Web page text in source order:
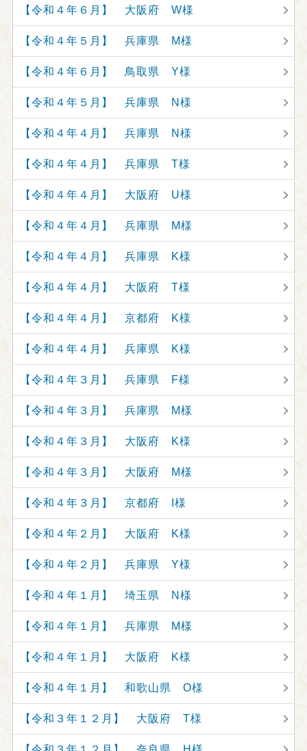
【令和４年６月】 大阪府 W様
【令和４年５月】 兵庫県 M様
【令和４年６月】 鳥取県 Y様
【令和４年５月】 兵庫県 N様
【令和４年４月】 兵庫県 N様
【令和４年４月】 兵庫県 T様
【令和４年４月】 大阪府 U様
【令和４年４月】 兵庫県 M様
【令和４年４月】 兵庫県 K様
【令和４年４月】 大阪府 T様
【令和４年４月】 京都府 K様
【令和４年４月】 兵庫県 K様
【令和４年３月】 兵庫県 F様
【令和４年３月】 兵庫県 M様
【令和４年３月】 大阪府 K様
【令和４年３月】 大阪府 M様
【令和４年３月】 京都府 I様
【令和４年２月】 大阪府 K様
【令和４年２月】 兵庫県 Y様
【令和４年１月】 埼玉県 N様
【令和４年１月】 兵庫県 M様
【令和４年１月】 大阪府 K様
【令和４年１月】 和歌山県 O様
【令和３年１２月】 大阪府 T様